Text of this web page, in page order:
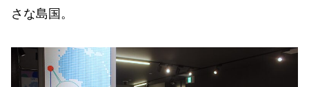
さな島国。